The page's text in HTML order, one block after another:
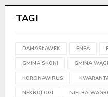
TAGI
DAMASŁAWEK ENEA
GMINA SKOKI GMINA
KORONAWIRUS
NEKROLOGI NIELBA